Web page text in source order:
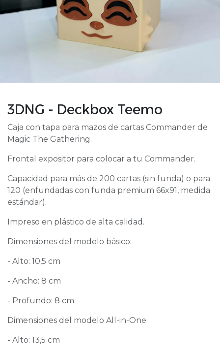
3DNG - Deckbox Teemo
Caja con tapa para mazos de cartas Commander de
Magic The Gathering.
Frontal expositor para colocar a tu Commander.
Capacidad para más de 200 cartas (sin funda) o para
120 (enfundadas con funda premium 66x91, medida
estándar).
Impreso en plástico de alta calidad.
Dimensiones del modelo básico:
- Alto: 10,5 cm
- Ancho: 8 cm
- Profundo: 8 cm
Dimensiones del modelo All-in-One:
- Alto: 13,5 cm